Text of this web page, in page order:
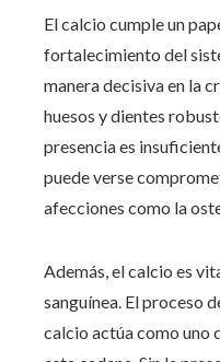
El calcio cumple un
fortalecimiento del
manera decisiva en la
huesos y dientes
presencia es
puede verse
afecciones como la
Además, el calcio es
sanguínea. El proceso
calcio actúa como uno